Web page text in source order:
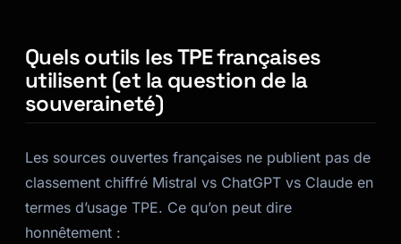
Quels outils les TPE françaises
utilisent (et la question de la
souveraineté)
Les sources ouvertes françaises ne publient pas de
classement chiffré Mistral vs ChatGPT vs Claude en
termes d’usage TPE. Ce qu’on peut dire
honnêtement :